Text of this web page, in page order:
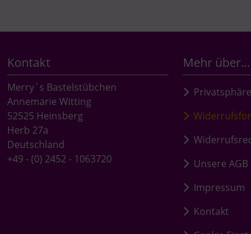
Kontakt
Merry`s Bastelstübchen
Annemarie Witting
52525 Heinsberg
Herb 27a
Deutschland
+49 - (0) 2452 - 1063720
Mehr über...
Unsere AGB
Impressum
Kontakt